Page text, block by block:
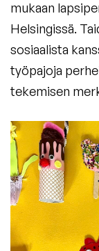
mukaan
Helsingissä.
sosiaalista
työpajoja
tekemisen